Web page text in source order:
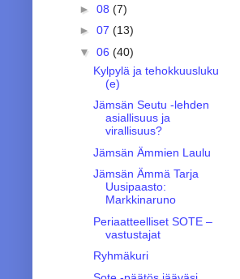
► 08 (7)
► 07 (13)
▼ 06 (40)
Kylpylä ja tehokkuusluku
(e)
Jämsän Seutu -lehden
asiallisuus ja
virallisuus?
Jämsän Ämmien Laulu
Jämsän Ämmä Tarja
Uusipaasto:
Markkinaruno
Periaatteelliset SOTE –
vastustajat
Ryhmäkuri